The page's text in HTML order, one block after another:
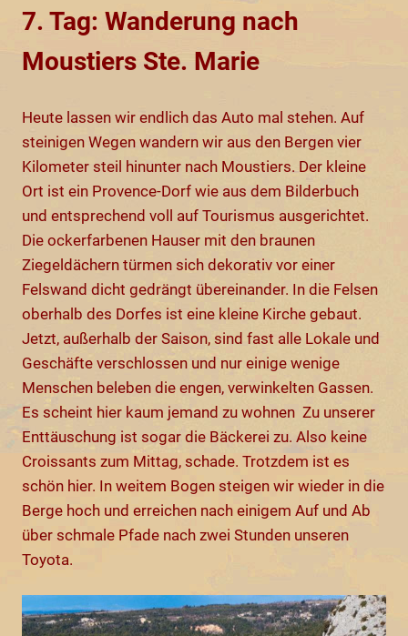
7. Tag: Wanderung nach
Moustiers Ste. Marie
Heute lassen wir endlich das Auto mal stehen. Auf
steinigen Wegen wandern wir aus den Bergen vier
Kilometer steil hinunter nach Moustiers. Der kleine
Ort ist ein Provence-Dorf wie aus dem Bilderbuch
und entsprechend voll auf Tourismus ausgerichtet.
Die ockerfarbenen Hauser mit den braunen
Ziegeldächern türmen sich dekorativ vor einer
Felswand dicht gedrängt übereinander. In die Felsen
oberhalb des Dorfes ist eine kleine Kirche gebaut.
Jetzt, außerhalb der Saison, sind fast alle Lokale und
Geschäfte verschlossen und nur einige wenige
Menschen beleben die engen, verwinkelten Gassen.
Es scheint hier kaum jemand zu wohnen Zu unserer
Enttäuschung ist sogar die Bäckerei zu. Also keine
Croissants zum Mittag, schade. Trotzdem ist es
schön hier. In weitem Bogen steigen wir wieder in die
Berge hoch und erreichen nach einigem Auf und Ab
über schmale Pfade nach zwei Stunden unseren
Toyota.